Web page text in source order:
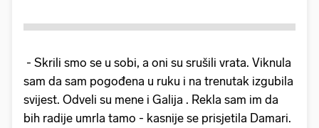
- Skrili smo se u sobi, a oni su srušili vrata. Viknula
sam da sam pogođena u ruku i na trenutak izgubila
svijest. Odveli su mene i Galija . Rekla sam im da
bih radije umrla tamo - kasnije se prisjetila Damari.